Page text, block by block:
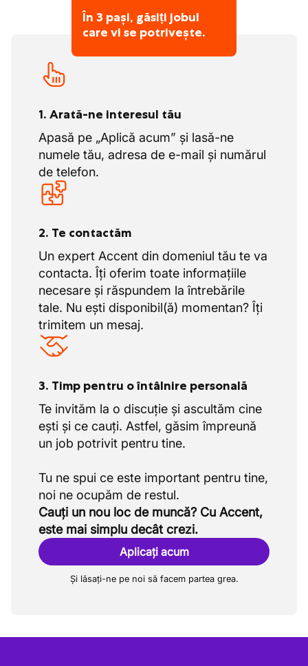
În 3 pași, găsiți jobul
care vi se potrivește.
1. Arată-ne interesul tău
Apasă pe „Aplică acum” și lasă-ne
numele tău, adresa de e-mail și numărul
de telefon.
2. Te contactăm
Un expert Accent din domeniul tău te va
contacta. Îți oferim toate informațiile
necesare și răspundem la întrebările
tale. Nu ești disponibil(ă) momentan? Îți
trimitem un mesaj.
3. Timp pentru o întâlnire personală
Te invităm la o discuție și ascultăm cine
ești și ce cauți. Astfel, găsim împreună
un job potrivit pentru tine.
Tu ne spui ce este important pentru tine,
Cauți un nou loc de muncă? Cu Accent,
este mai simplu decât crezi.
Aplicați acum
Și lăsați-ne pe noi să facem partea grea.